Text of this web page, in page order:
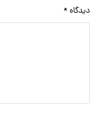
دیدگاه *